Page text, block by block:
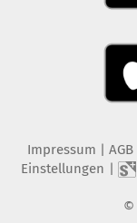
Impressum | AGB
Einstellungen |
©